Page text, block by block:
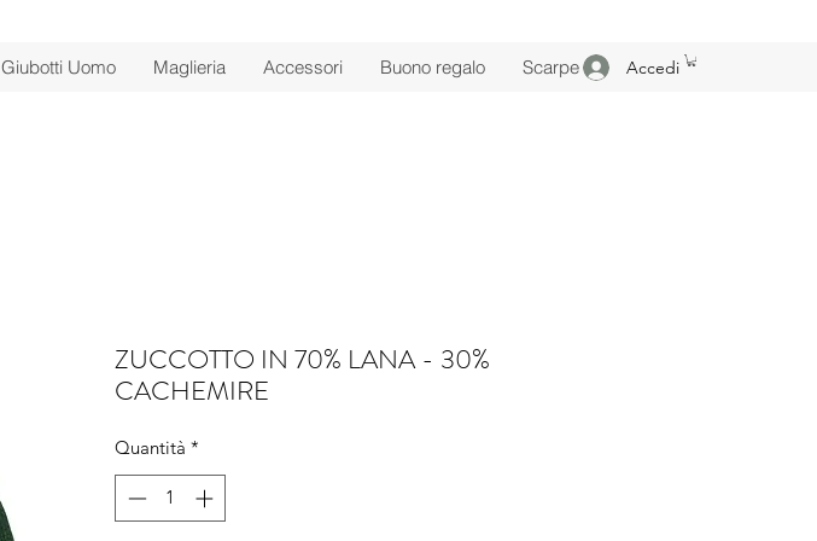
Giubotti Uomo Maglieria Accessori Buono regalo Scarpe Accedi
ZUCCOTTO IN 70% LANA - 30%
CACHEMIRE
Quantità *